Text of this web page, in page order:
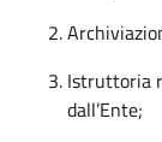
Istruttoria
dall’Ente;